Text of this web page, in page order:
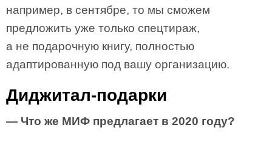
например, в сентябре, то мы сможем
предложить уже только спецтираж,
а не подарочную книгу, полностью
адаптированную под вашу организацию.
Диджитал-подарки
— Что же МИФ предлагает в 2020 году?